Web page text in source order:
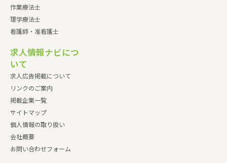
作業療法士
理学療法士
看護師・准看護士
求人情報ナビにつ
いて
求人広告掲載について
リンクのご案内
掲載企業一覧
サイトマップ
個人情報の取り扱い
会社概要
お問い合わせフォーム